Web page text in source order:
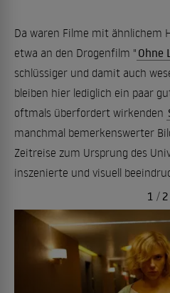
Da waren Filme mit ähnlichem
etwa an den Drogenfilm " Ohne
schlüssiger und damit auch
bleiben hier lediglich ein paar
oftmals überfordert wirkenden
manchmal bemerkenswerter
Zeitreise zum Ursprung des
inszenierte und visuell
1 / 2